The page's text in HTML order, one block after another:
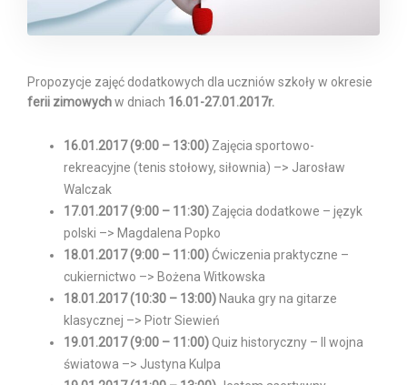
Propozycje zajęć dodatkowych dla uczniów szkoły w okresie
ferii zimowychw dniach 16.01-27.01.2017r.
16.01.2017 (9:00 – 13:00) Zajęcia sportowo-
rekreacyjne (tenis stołowy, siłownia) –> Jarosław
Walczak
17.01.2017 (9:00 – 11:30) Zajęcia dodatkowe – język
polski –> Magdalena Popko
18.01.2017 (9:00 – 11:00) Ćwiczenia praktyczne –
cukiernictwo –> Bożena Witkowska
18.01.2017 (10:30 – 13:00) Nauka gry na gitarze
klasycznej –> Piotr Siewień
19.01.2017 (9:00 – 11:00)Quiz historyczny – II wojna
światowa –> Justyna Kulpa